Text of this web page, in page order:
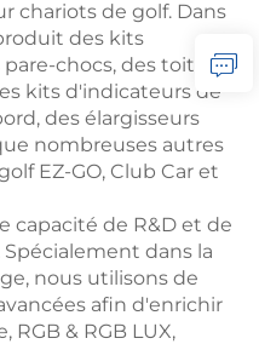
chariots de golf. Dans
des kits
chocs, des toits,
kits d'indicateurs de
des élargisseurs
nombreuses autres
EZ-GO, Club Car et
capacité de R&D et de
dans la
nous utilisons de
afin d'enrichir
RGB & RGB LUX,